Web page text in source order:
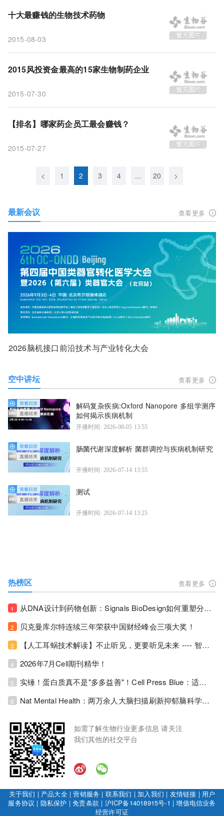
十大最赚钱的生物技术药物
2015-08-03
2015风投资金最高的15家生物制药企业
2015-07-30
【排名】哪家药企员工最会赚钱？
2015-07-27
< 1 2 3 4 ... 20 >
最新会议 查看更多
2026脑机接口前沿技术与产业转化大会
空中讲坛 查看更多
解码复杂疾病:Oxford Nanopore 多组学测序
如何揭示疾病机制
开播时间: 2026-08-05 13:55
肠菌代谢深度解析 菌群调控与疾病机制研究
开播时间: 2026-07-14 13:55
测试
开播时间: 2026-07-14 13:25
热榜区 查看更多
1 从DNA设计到药物创新：Signals BioDesign如何重塑分子生物学研发生态！
2 贝克曼库尔特连续三年荣获中国财经峰会三项大奖！
3 【人工耳蜗技术解读】不止听见，更要听见未来 ---- 智能耳蜗，开启人工耳蜗技术新纪元！
4 2026年7月Cell期刊精华！
5 实锤！蛋白质真不是"多多益善"！Cell Press Blue：适度限蛋白，反而拉长健康寿命！
6 Nat Mental Health：两万余人大脑扫描刷新抑郁脑科学认知！抑郁不只是情绪病，视觉、运动脑区同步受损！
如需了解生物行业更多信息 请关注
我们其他的社交平台
关于我们 | 产品大全|营销服务 | 联系我们 | 加入我们 | 友情链接 | 用户
服务协议 | 隐私保护 |免责条款 | 沪ICP备14018915号-1 |增值电信业务
经营许可证